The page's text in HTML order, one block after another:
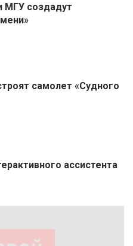
создадут
самолет «Судного
ассистента